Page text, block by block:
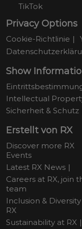
TikTok
Privacy Options
Cookie-Richtlinie
Show
Intellectual
Sicherheit & Schutz
Erstellt von RX
Discover more RX
Events
Latest RX News
Careers at RX, join
team
Inclusion &
RX
Sustainability at RX